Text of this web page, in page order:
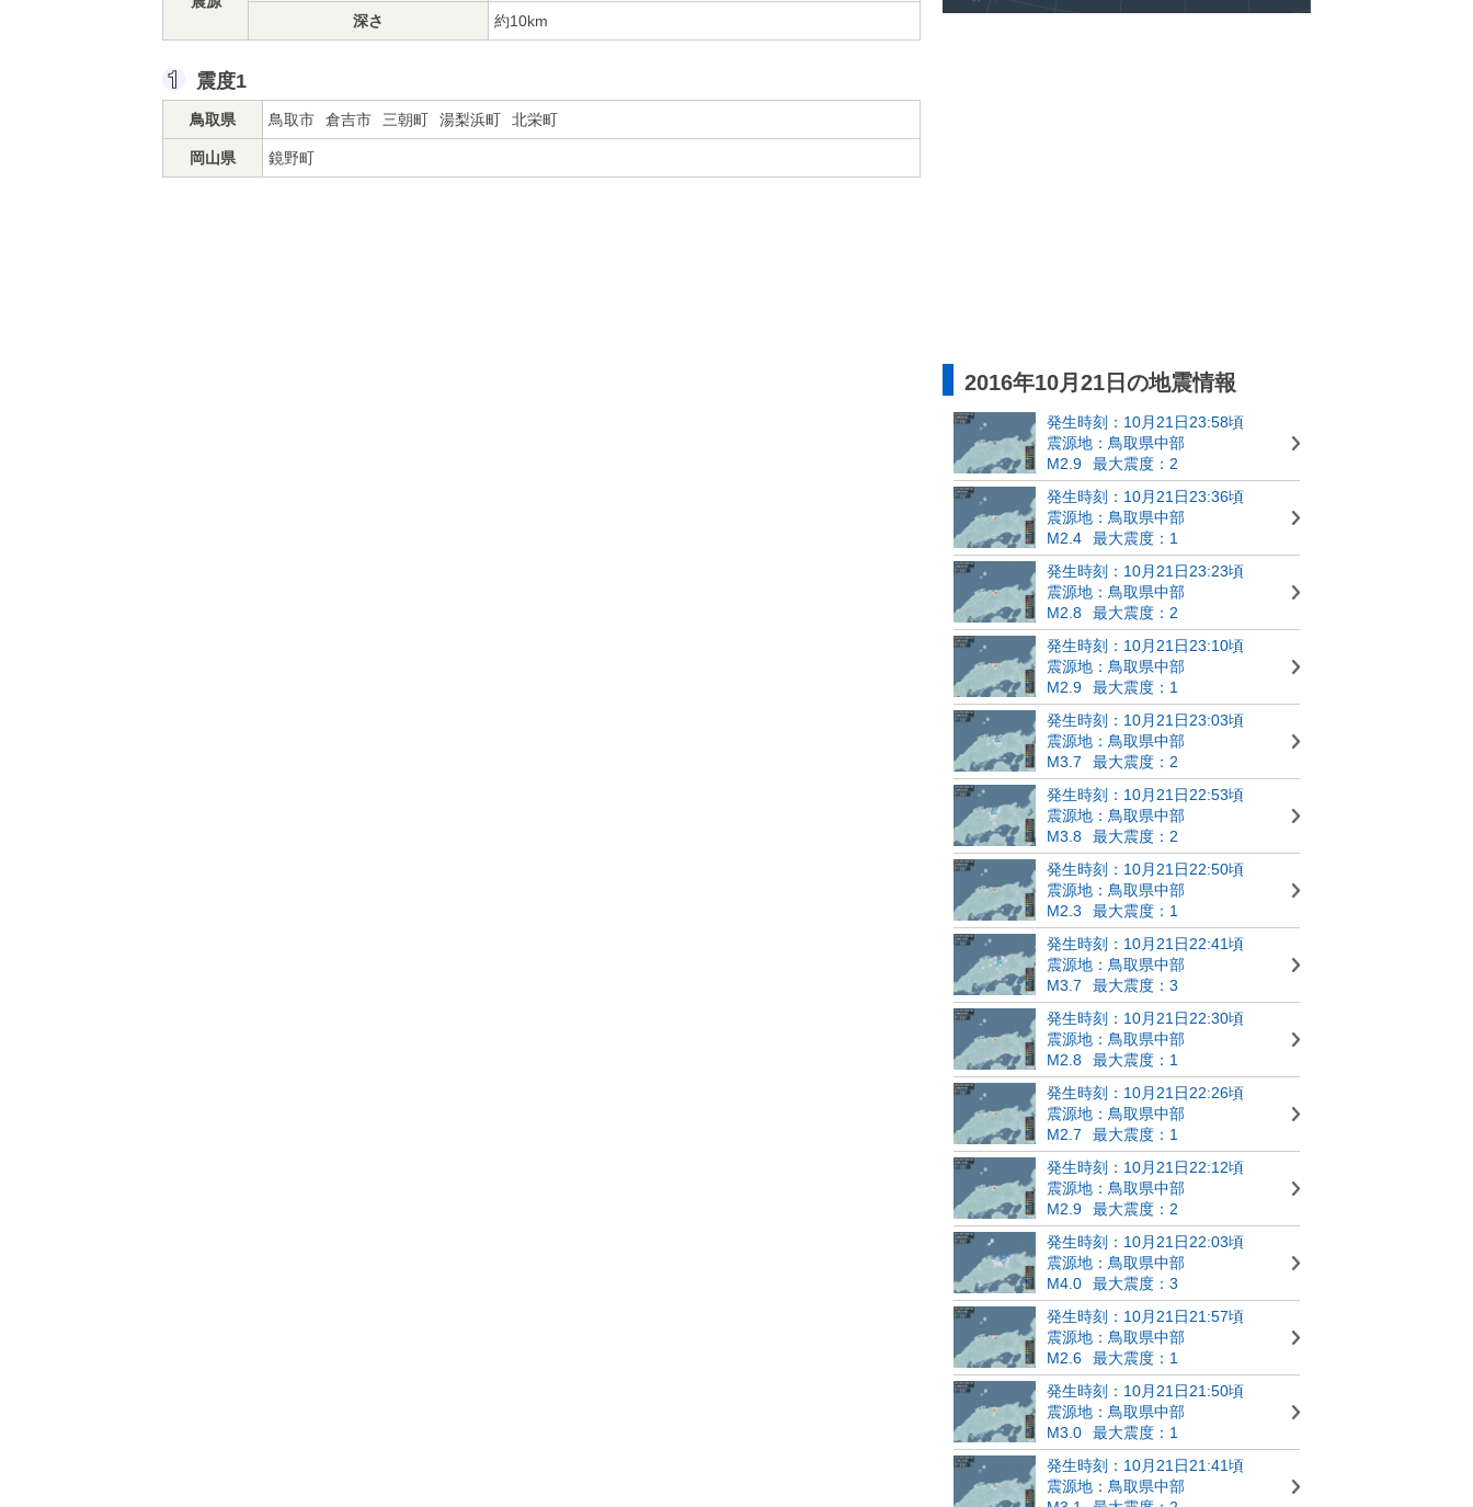
深さ
約10km
震度1
鳥取県 鳥取市 倉吉市 三朝町 湯梨浜町 北栄町
岡山県 鏡野町
2016年10月21日の地震情報
発生時刻：10月21日23:58頃
震源地：鳥取県中部
M2.9
最大震度：2
発生時刻：10月21日23:36頃
震源地：鳥取県中部
M2.4
最大震度：1
発生時刻：10月21日23:23頃
震源地：鳥取県中部
M2.8
最大震度：2
発生時刻：10月21日23:10頃
震源地：鳥取県中部
M2.9
最大震度：1
発生時刻：10月21日23:03頃
震源地：鳥取県中部
M3.7
最大震度：2
発生時刻：10月21日22:53頃
震源地：鳥取県中部
M3.8
最大震度：2
発生時刻：10月21日22:50頃
震源地：鳥取県中部
M2.3
最大震度：1
発生時刻：10月21日22:41頃
震源地：鳥取県中部
M3.7
最大震度：3
発生時刻：10月21日22:30頃
震源地：鳥取県中部
M2.8
最大震度：1
発生時刻：10月21日22:26頃
震源地：鳥取県中部
M2.7
最大震度：1
発生時刻：10月21日22:12頃
震源地：鳥取県中部
M2.9
最大震度：2
発生時刻：10月21日22:03頃
震源地：鳥取県中部
M4.0
最大震度：3
発生時刻：10月21日21:57頃
震源地：鳥取県中部
M2.6
最大震度：1
発生時刻：10月21日21:50頃
震源地：鳥取県中部
M3.0
最大震度：1
発生時刻：10月21日21:41頃
震源地：鳥取県中部